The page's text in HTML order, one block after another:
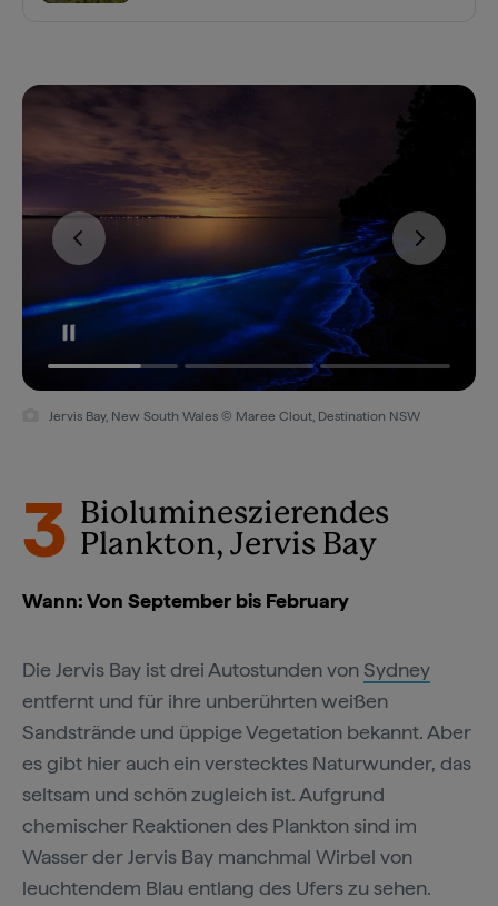
Jervis Bay, New South Wales © Maree Clout, Destination NSW
3 Biolumineszierendes
Plankton, Jervis Bay
Wann: Von September bis February
Die Jervis Bay ist drei Autostunden vonSydney
entfernt und für ihre unberührten weißen
Sandstrände und üppige Vegetation bekannt. Aber
es gibt hier auch ein verstecktes Naturwunder, das
seltsam und schön zugleich ist. Aufgrund
chemischer Reaktionen des Plankton sind im
Wasser der Jervis Bay manchmal Wirbel von
leuchtendem Blau entlang des Ufers zu sehen.